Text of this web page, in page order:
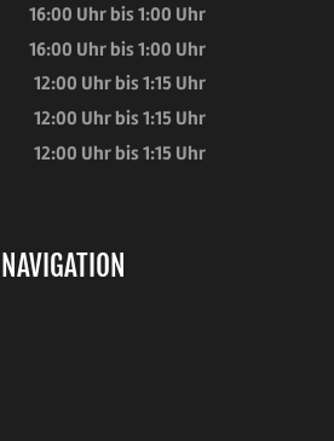
16:00 Uhr bis 1:00 Uhr
16:00 Uhr bis 1:00 Uhr
12:00 Uhr bis 1:15 Uhr
12:00 Uhr bis 1:15 Uhr
12:00 Uhr bis 1:15 Uhr
NAVIGATION